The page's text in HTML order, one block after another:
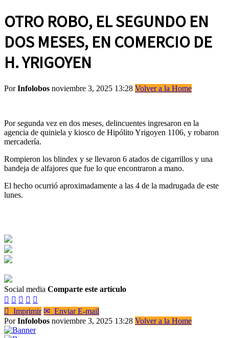
OTRO ROBO, EL SEGUNDO EN
DOS MESES, EN COMERCIO DE
H. YRIGOYEN
PorInfolobos noviembre 3, 2025 13:28 Volver a la Home
Por segunda vez en dos meses, delincuentes ingresaron en la
agencia de quiniela y kiosco de Hipólito Yrigoyen 1106, y robaron
mercadería.
Rompieron los blindex y se llevaron 6 atados de cigarrillos y una
bandeja de alfajores que fue lo que encontraron a mano.
El hecho ocurrió aproximadamente a las 4 de la madrugada de este
lunes.
Social media Comparte este artículo
    
 Imprimir ✉ Enviar E-mail
PorInfolobos noviembre 3, 2025 13:28 Volver a la Home